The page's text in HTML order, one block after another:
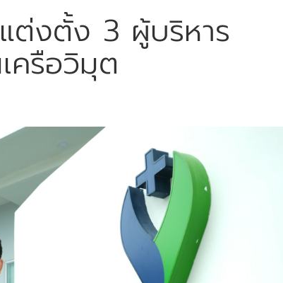
ต่งตั้ง 3 ผู้บริหาร
ครือวิมุต